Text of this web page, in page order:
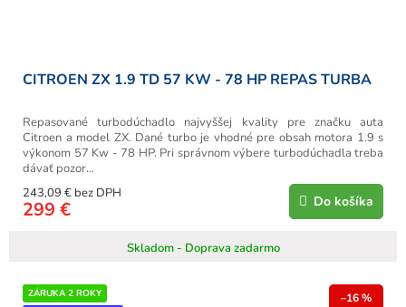
CITROEN ZX 1.9 TD 57 KW - 78 HP REPAS TURBA
Skladom - Doprava zadarmo
243,09 € bez DPH
299 € Do košíka
Repasované turbodúchadlo najvyššej kvality pre značku auta
Citroen a model ZX. Dané turbo je vhodné pre obsah motora 1.9 s
výkonom 57 Kw - 78 HP. Pri správnom výbere turbodúchadla treba
dávať pozor...
ZÁRUKA 2 ROKY
–16 %